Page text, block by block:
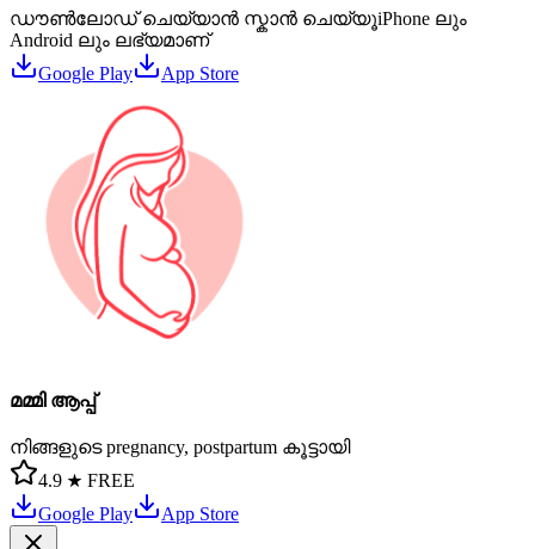
ഡൗൺലോഡ് ചെയ്യാൻ സ്കാൻ ചെയ്യൂiPhone ലും
Android ലും ലഭ്യമാണ്
Google Play
App Store
മമ്മി ആപ്പ്
നിങ്ങളുടെ pregnancy, postpartum കൂട്ടായി
4.9 ★ FREE
Google Play
App Store